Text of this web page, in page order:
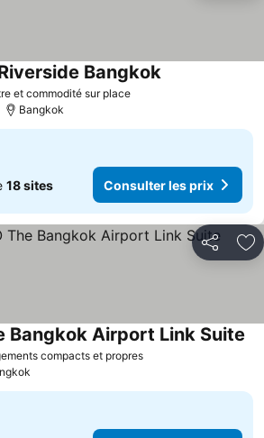
et commodité sur placeConsulter les prix
BangkokConsulter les
Bangkok
18 sites Consulter les prix
Partager
compacts et propresConsulter les prix
Bangkok Airport Link Suite